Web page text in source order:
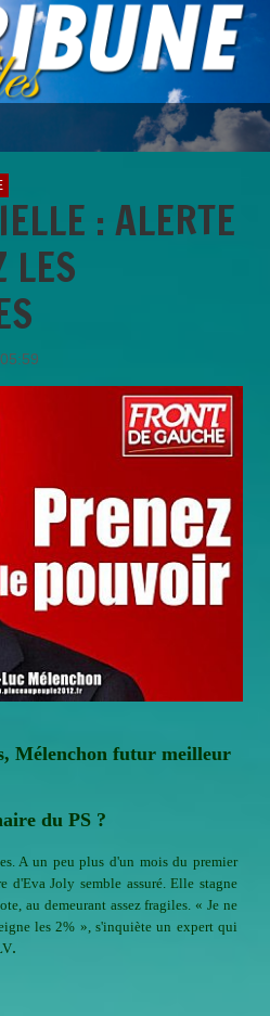
: ALERTE
LES
Mélenchon futur meilleur
du PS ?
A un peu plus d'un mois du premier
d'Eva Joly semble assuré. Elle stagne
au demeurant assez fragiles. « Je ne
les 2% », s'inquiète un expert qui
.